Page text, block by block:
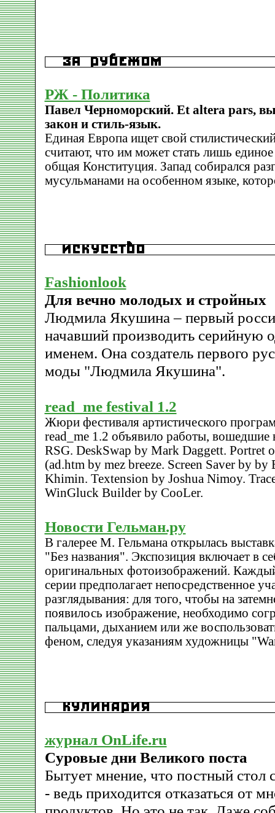
РЖ - Политика
Павел Черноморский. Et altera pars,
закон и стиль-язык.
Единая Европа ищет свой
считают, что им может стать лишь
общая Конституция. Запад собирался
мусульманами на особенном языке,
Fashionlook
Для вечно молодых и стройных
Людмила Якушина – первый
начавший производить серийную
именем. Она создатель первого
моды "Людмила Якушина".
read_me festival 1.2
Жюри фестиваля артистического
read_me 1.2 объявило работы, вошедшие
RSG. DeskSwap by Mark Daggett. Portret
(ad.htm by mez breeze. Screen Saver by
Khimin. Textension by Joshua Nimoy.
WinGluck Builder by CooLer.
Новости Гельман.ру
В галерее М. Гельмана открылась
"Без названия". Экспозиция включает в
оригинальных фотоизображений.
серии предполагает непосредственное
разглядывания: для того, чтобы на
появилось изображение, необходимо
пальцами, дыханием или же
феном, следуя указаниям художницы
журнал OnLife.ru
Cуровые дни Великого поста
Бытует мнение, что постный стол
- ведь приходится отказаться от